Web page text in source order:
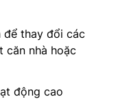
để thay đổi các
căn nhà hoặc
động cao